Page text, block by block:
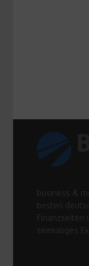
business &
besten
Finanzseiten
einmaliges